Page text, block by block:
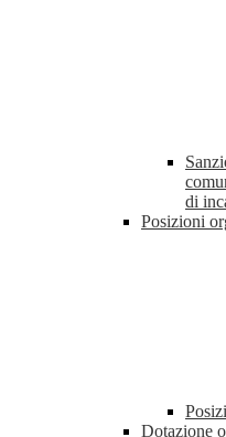
di
Posizioni
Dotazione